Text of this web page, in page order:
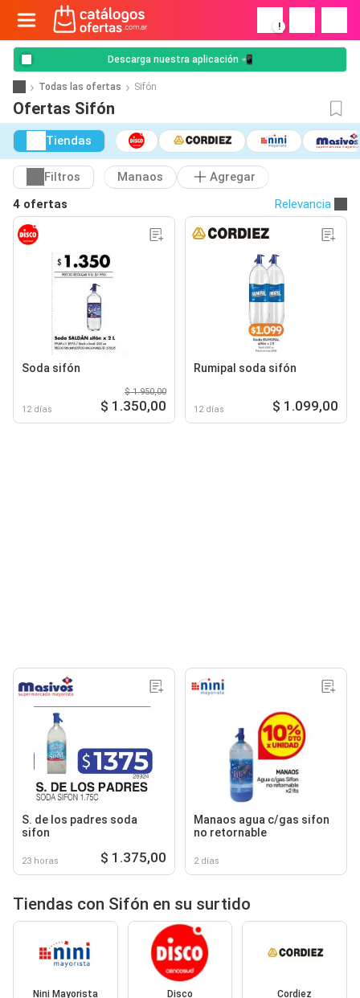
!
Descarga nuestra aplicación 📲
Todas las ofertas Sifón
Ofertas Sifón
Tiendas
Filtros Manaos
Agregar
4 ofertas
Relevancia
Soda sifón
12 días
$ 1.950,00
$ 1.350,00
Rumipal soda sifón
12 días $ 1.099,00
S. de los padres soda
sifon
23 horas $ 1.375,00
Manaos agua c/gas sifon
no retornable
2 días
Tiendas con Sifón en su surtido
Nini Mayorista Disco Cordiez